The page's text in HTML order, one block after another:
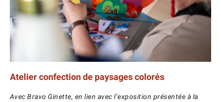
Atelier confection de paysages colorés
Avec Bravo Ginette, en lien avec l’exposition présentée à la